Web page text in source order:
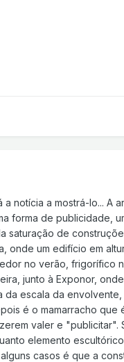
notícia a mostrá-lo... A
forma de publicidade,
saturação de
onde um edifício em
no verão, frigorífico
junto à Exponor,
da escala da
é o mamarracho que
valer e "publicitar".
elemento
casos é que a